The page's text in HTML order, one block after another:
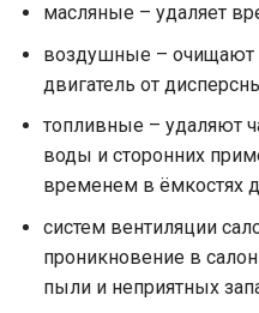
масляные – удаляет
воздушные – очищают
двигатель от
топливные – удаляют
воды и сторонних
временем в ёмкостях
систем вентиляции
проникновение в
пыли и неприятных